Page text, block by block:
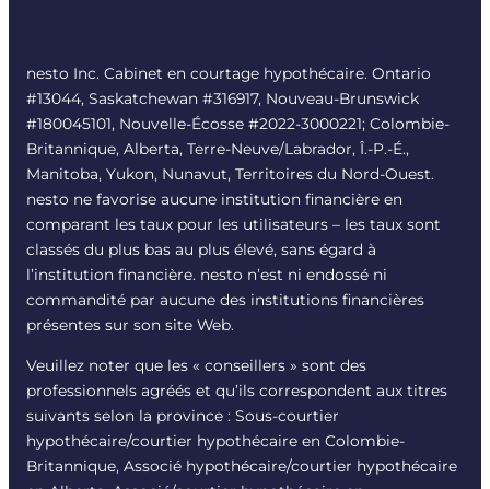
nesto Inc. Cabinet en courtage hypothécaire. Ontario
#13044, Saskatchewan #316917, Nouveau-Brunswick
#180045101, Nouvelle-Écosse #2022-3000221; Colombie-
Britannique, Alberta, Terre-Neuve/Labrador, Î.-P.-É.,
Manitoba, Yukon, Nunavut, Territoires du Nord-Ouest.
nesto ne favorise aucune institution financière en
comparant les taux pour les utilisateurs – les taux sont
classés du plus bas au plus élevé, sans égard à
l’institution financière. nesto n’est ni endossé ni
commandité par aucune des institutions financières
présentes sur son site Web.
Veuillez noter que les « conseillers » sont des
professionnels agréés et qu’ils correspondent aux titres
suivants selon la province : Sous-courtier
hypothécaire/courtier hypothécaire en Colombie-
Britannique, Associé hypothécaire/courtier hypothécaire